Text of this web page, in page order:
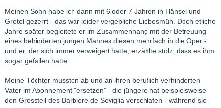
Meinen Sohn habe ich dann mit 6 oder 7 Jahren in Hänsel und
Gretel gezerrt - das war leider vergebliche Liebesmüh. Doch etliche
Jahre später begleitete er im Zusammenhang mit der Betreuung
eines behinderten jungen Mannes diesen mehrfach in die Oper -
und er, der sich immer verweigert hatte, erzählte stolz, dass es ihm
sogar gefallen hatte.
Meine Töchter mussten ab und an ihren beruflich verhinderten
Vater im Abonnement "ersetzen" - die jüngere hat beispielsweise
den Grossteil des Barbiere de Seviglia verschlafen - während sie